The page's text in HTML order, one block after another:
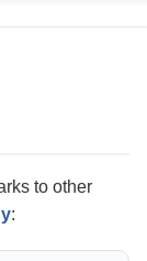
to other
: